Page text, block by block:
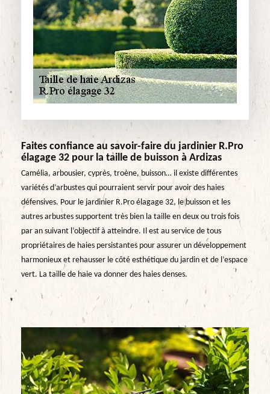
Faites confiance au savoir-faire du jardinier R.Pro
élagage 32 pour la taille de buisson à Ardizas
Camélia, arbousier, cyprès, troène, buisson… il existe différentes
variétés d’arbustes qui pourraient servir pour avoir des haies
défensives. Pour le jardinier R.Pro élagage 32, le buisson et les
autres arbustes supportent très bien la taille en deux ou trois fois
par an suivant l’objectif à atteindre. Il est au service de tous
propriétaires de haies persistantes pour assurer un développement
harmonieux et rehausser le côté esthétique du jardin et de l’espace
vert. La taille de haie va donner des haies denses.